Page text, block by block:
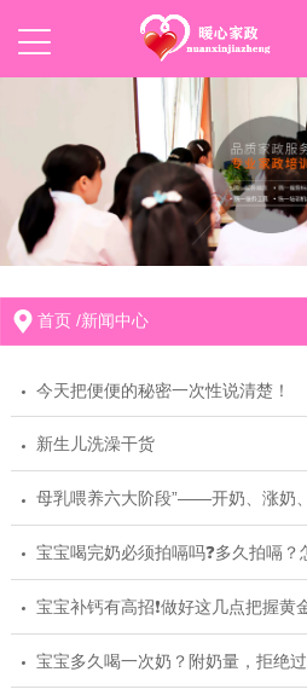
首页 /新闻中心
今天把便便的秘密一次性说清楚！
新生儿洗澡干货
母乳喂养六大阶段”——开奶、涨奶、皲
宝宝喝完奶必须拍嗝吗❓多久拍嗝？
宝宝补钙有高招❗️做好这几点把握黄
宝宝多久喝一次奶？附奶量，拒绝